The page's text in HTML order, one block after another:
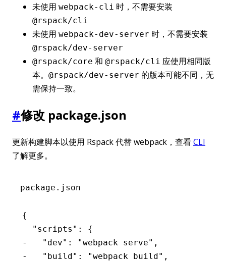
未使用 webpack-cli 时，不需要安装
@rspack/cli
未使用 webpack-dev-server 时，不需要安装
@rspack/dev-server
@rspack/core 和 @rspack/cli 应使用相同版
本。 @rspack/dev-server 的版本可能不同，无
需保持一致。
#修改 package.json
更新构建脚本以使用 Rspack 代替 webpack，查看CLI
了解更多。
package.json
{
  "scripts": {
-   "dev": "webpack serve",
-   "build": "webpack build",